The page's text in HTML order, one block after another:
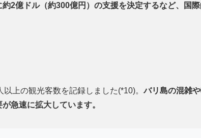
2億ドル（約300億円）の支援を決定するなど、国
上の観光客数を記録しました(*10)。バリ島の混雑
急速に拡大しています。